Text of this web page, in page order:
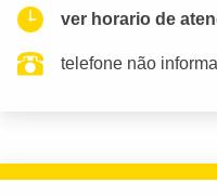
ver horario de
telefone não